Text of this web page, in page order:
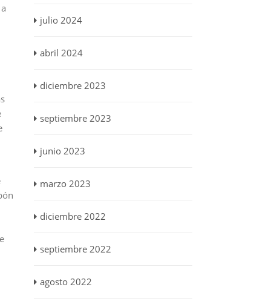
julio 2024
abril 2024
diciembre 2023
septiembre 2023
junio 2023
marzo 2023
diciembre 2022
septiembre 2022
agosto 2022